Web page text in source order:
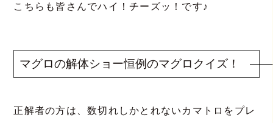
こちらも皆さんでハイ！チーズッ！です♪
マグロの解体ショー恒例のマグロクイズ！
正解者の方は、数切れしかとれないカマトロをプレ